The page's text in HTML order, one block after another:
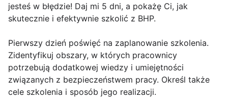
jesteś w błędzie! Daj mi 5 dni, a pokażę Ci, jak
skutecznie i efektywnie szkolić z BHP.
Pierwszy dzień poświęć na zaplanowanie szkolenia.
Zidentyfikuj obszary, w których pracownicy
potrzebują dodatkowej wiedzy i umiejętności
związanych z bezpieczeństwem pracy. Określ także
cele szkolenia i sposób jego realizacji.